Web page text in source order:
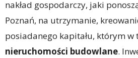
nakład gospodarczy, jaki
Poznań, na utrzymanie,
posiadanego kapitału, którym w
nieruchomości budowlane.